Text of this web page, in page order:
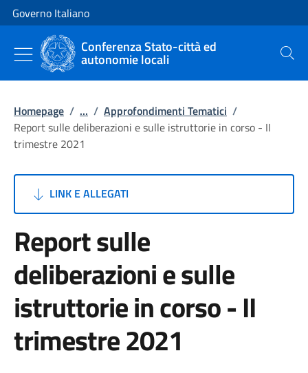
Vai al contenuto
Vai alla navigazione del sito
Governo Italiano
Conferenza Stato-città ed
autonomie locali Cerca
Homepage / ... / Approfondimenti Tematici /
Report sulle deliberazioni e sulle istruttorie in corso - II
trimestre 2021
LINK E ALLEGATI
Report sulle
deliberazioni e sulle
istruttorie in corso - II
trimestre 2021